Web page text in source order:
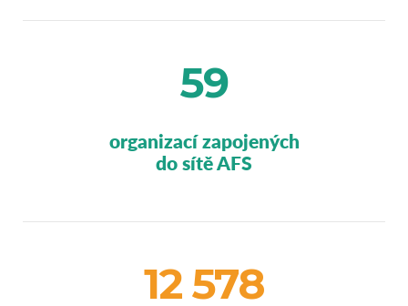
59
organizací zapojených
do sítě AFS
12 578